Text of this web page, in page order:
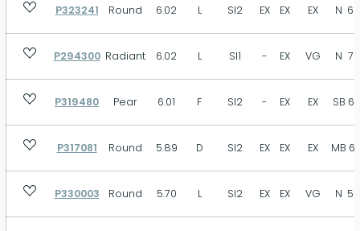
P323241 Round 6.02 L SI2 EX EX EX N
P294300 Radiant 6.02 L SI1 - EX VG N
P319480 Pear 6.01 F SI2 - EX EX SB
P317081 Round 5.89 D SI2 EX EX EX MB
P330003 Round 5.70 L SI2 EX EX VG N